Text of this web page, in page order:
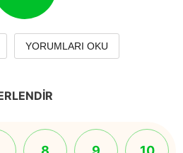
YORUMLARI OKU